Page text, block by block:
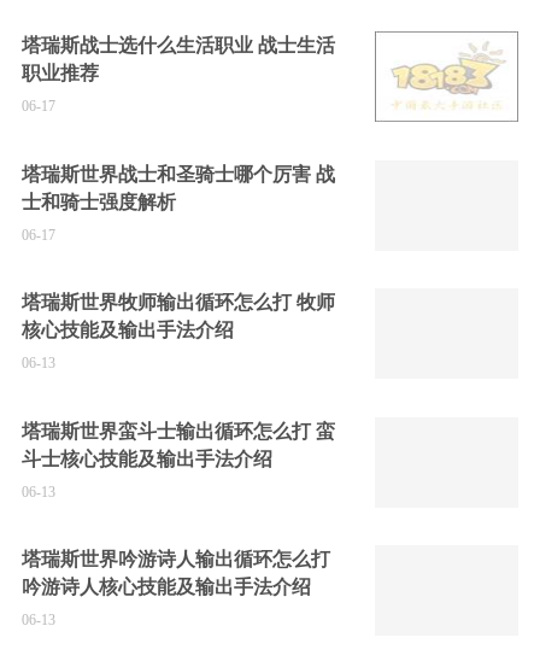
塔瑞斯战士选什么生活职业 战士生活
职业推荐
06-17
塔瑞斯世界战士和圣骑士哪个厉害 战
士和骑士强度解析
06-17
塔瑞斯世界牧师输出循环怎么打 牧师
核心技能及输出手法介绍
06-13
塔瑞斯世界蛮斗士输出循环怎么打 蛮
斗士核心技能及输出手法介绍
06-13
塔瑞斯世界吟游诗人输出循环怎么打
吟游诗人核心技能及输出手法介绍
06-13